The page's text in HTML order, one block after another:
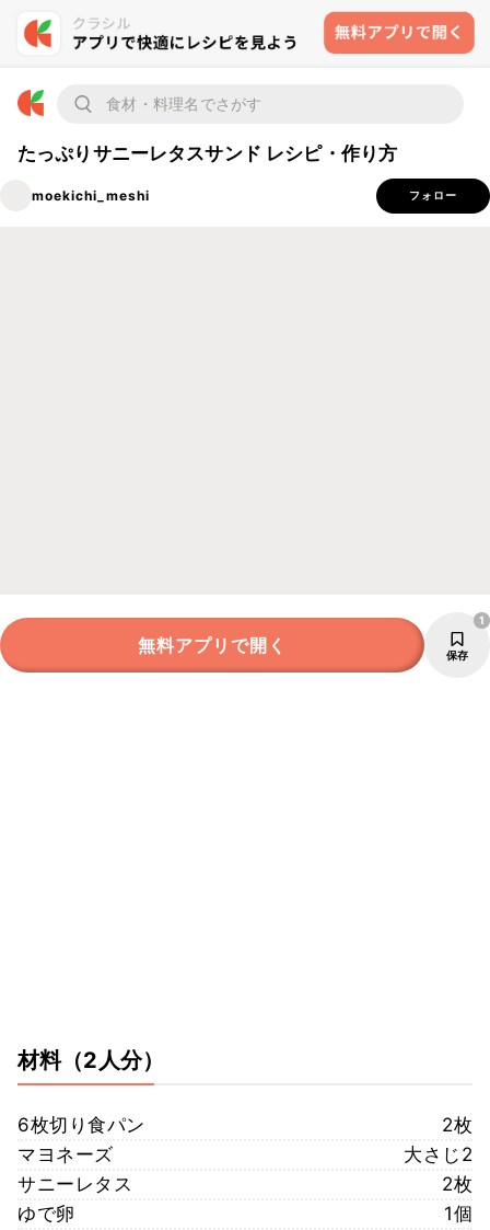
たっぷりサニーレタスサンド レシピ・作り方
moekichi_meshi フォロー
無料アプリで開く 保存
1
材料（2人分）
6枚切り食パン
2枚
マヨネーズ
大さじ2
サニーレタス
2枚
ゆで卵
1個